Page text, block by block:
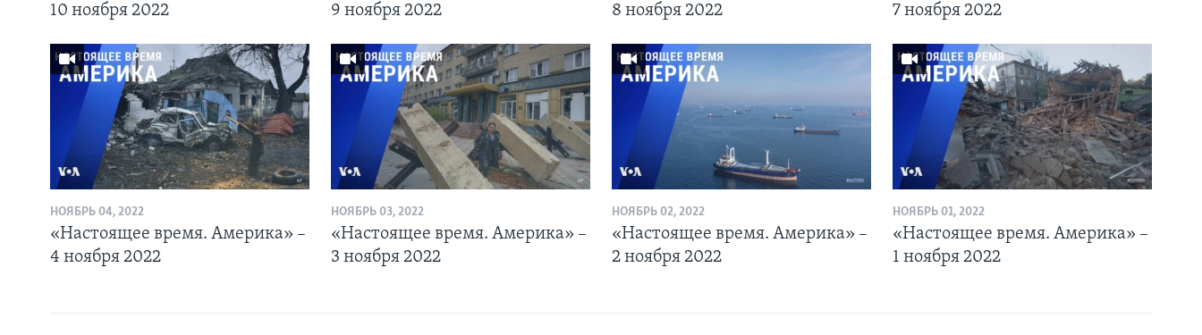
10 ноября 2022
9 ноября 2022
8 ноября 2022
7 ноября 2022
НОЯБРЬ 04, 2022
«Настоящее время. Америка» –
4 ноября 2022
НОЯБРЬ 03, 2022
«Настоящее время. Америка» –
3 ноября 2022
НОЯБРЬ 02, 2022
«Настоящее время. Америка» –
2 ноября 2022
НОЯБРЬ 01, 2022
«Настоящее время. Америка» –
1 ноября 2022